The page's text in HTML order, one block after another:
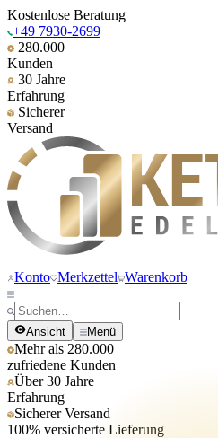
Kostenlose Beratung
+49 7930-2699
280.000
Kunden
30 Jahre
Erfahrung
Sicherer
Versand
Konto Merkzettel Warenkorb
Ansicht Menü
Mehr als 280.000
zufriedene Kunden
Über 30 Jahre
Erfahrung
Sicherer Versand
100% versicherte Lieferung